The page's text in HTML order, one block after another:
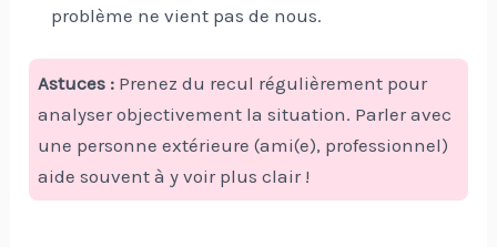
problème ne vient pas de nous.
Astuces : Prenez du recul régulièrement pour
analyser objectivement la situation. Parler avec
une personne extérieure (ami(e), professionnel)
aide souvent à y voir plus clair !